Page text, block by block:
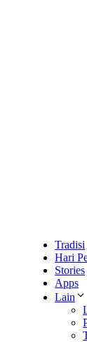
Tradisi
Hari
Stories
Apps
Lain